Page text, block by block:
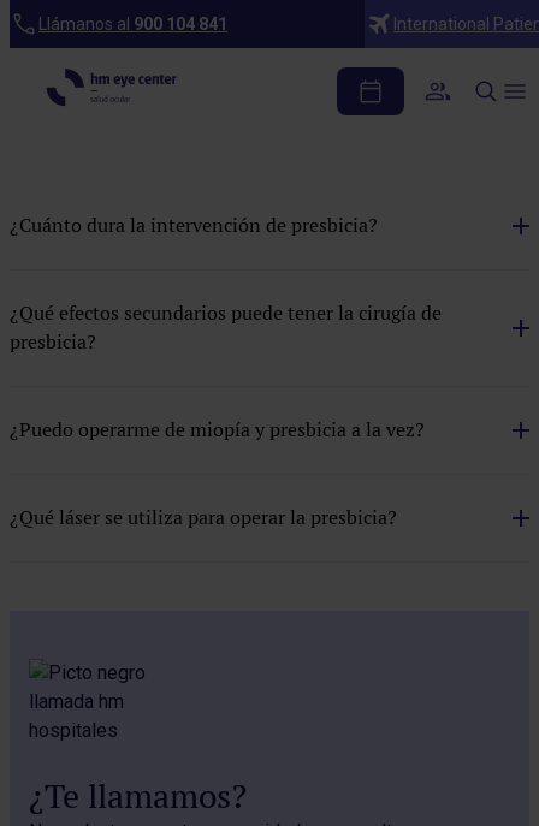
Llámanos al 900 104 841 International
Preguntas frecuentes
Presbicia
Glaucoma
Presbicia
Xantelasmas y siringomas
¿Cuánto dura la intervención de presbicia?
¿Qué efectos secundarios puede tener la cirugía de
presbicia?
¿Puedo operarme de miopía y presbicia a la vez?
¿Qué láser se utiliza para operar la presbicia?
¿Te llamamos?